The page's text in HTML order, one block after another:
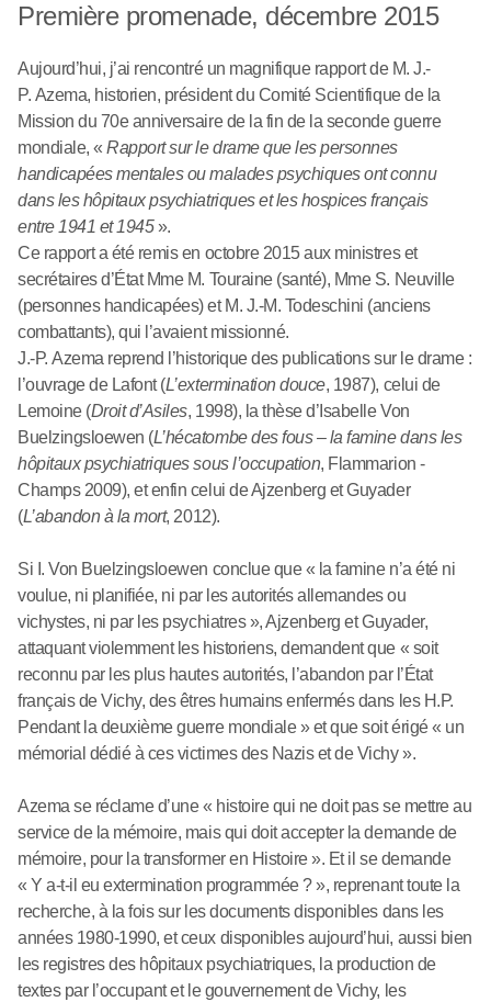
Première promenade, décembre 2015
Aujourd’hui, j’ai rencontré un magnifique rapport de M. J.-
P. Azema, historien, président du Comité Scientifique de la
Mission du 70e anniversaire de la fin de la seconde guerre
mondiale, «Rapport sur le drame que les personnes
handicapées mentales ou malades psychiques ont connu
dans les hôpitaux psychiatriques et les hospices français
entre 1941 et 1945».
Ce rapport a été remis en octobre 2015 aux ministres et
secrétaires d’État Mme M. Touraine (santé), Mme S. Neuville
(personnes handicapées) et M. J.-M. Todeschini (anciens
combattants), qui l’avaient missionné.
J.-P. Azema reprend l’historique des publications sur le drame :
l’ouvrage de Lafont (L’extermination douce, 1987), celui de
Lemoine (Droit d’Asiles, 1998), la thèse d’Isabelle Von
Buelzingsloewen (L’hécatombe des fous – la famine dans les
hôpitaux psychiatriques sous l’occupation, Flammarion -
Champs 2009), et enfin celui de Ajzenberg et Guyader
(L’abandon à la mort, 2012).
Si I. Von Buelzingsloewen conclue que « la famine n’a été ni
voulue, ni planifiée, ni par les autorités allemandes ou
vichystes, ni par les psychiatres », Ajzenberg et Guyader,
attaquant violemment les historiens, demandent que « soit
reconnu par les plus hautes autorités, l’abandon par l’État
français de Vichy, des êtres humains enfermés dans les H.P.
Pendant la deuxième guerre mondiale » et que soit érigé « un
mémorial dédié à ces victimes des Nazis et de Vichy ».
Azema se réclame d’une « histoire qui ne doit pas se mettre au
service de la mémoire, mais qui doit accepter la demande de
mémoire, pour la transformer en Histoire ». Et il se demande
« Y a-t-il eu extermination programmée ? », reprenant toute la
recherche, à la fois sur les documents disponibles dans les
années 1980-1990, et ceux disponibles aujourd’hui, aussi bien
les registres des hôpitaux psychiatriques, la production de
textes par l’occupant et le gouvernement de Vichy, les